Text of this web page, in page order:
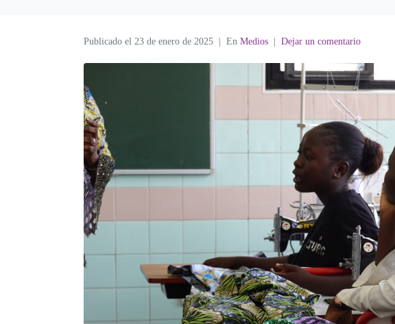
Publicado el 23 de enero de 2025 En Medios Dejar un comentario